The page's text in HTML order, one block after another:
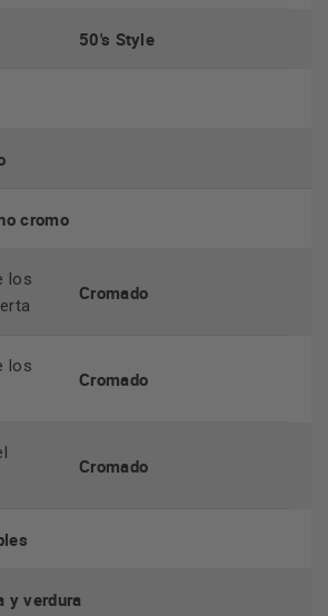
50's Style
cromo
los
Cromado
los
Cromado
Cromado
y verdura